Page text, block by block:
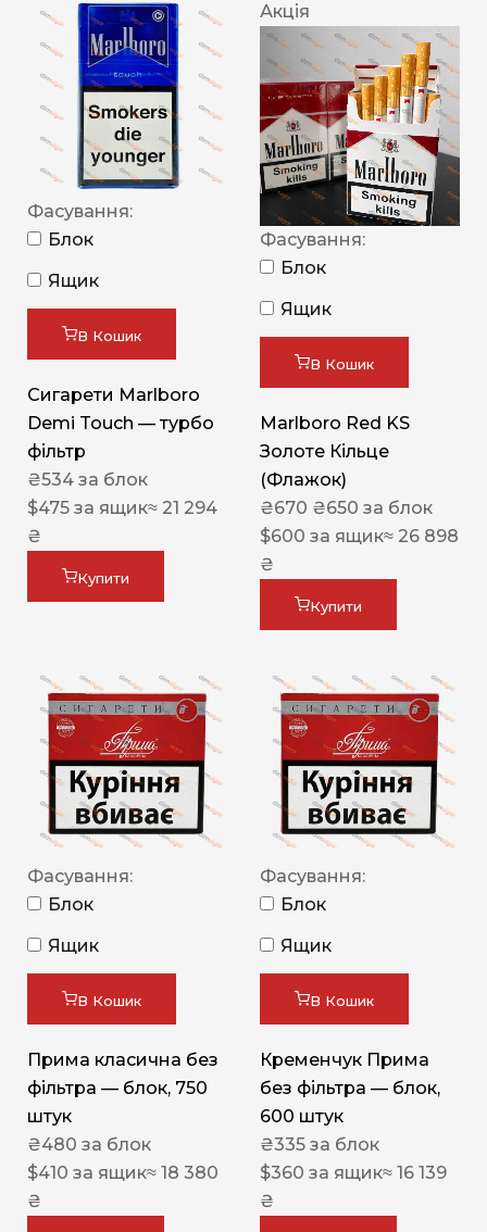
Фасування:
Блок
Ящик
В Кошик
Сигарети Marlboro
Demi Touch — турбо
фільтр
₴534 за блок
$475 за ящик≈ 21 294
₴
Купити
Акція
Фасування:
Блок
Ящик
В Кошик
Marlboro Red KS
Золоте Кільце
(Флажок)
₴670 ₴650 за блок
$600 за ящик≈ 26 898
₴
Купити
Фасування:
Блок
Ящик
В Кошик
Прима класична без
фільтра — блок, 750
штук
₴480 за блок
$410 за ящик≈ 18 380
₴
Фасування:
Блок
Ящик
В Кошик
Кременчук Прима
без фільтра — блок,
600 штук
₴335 за блок
$360 за ящик≈ 16 139
₴